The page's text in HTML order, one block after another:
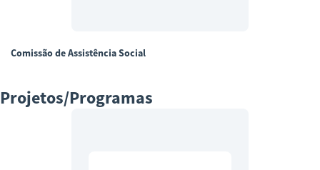
Comissão de Assistência Social
Projetos/Programas